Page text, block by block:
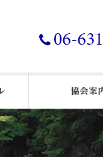
協会概
公告